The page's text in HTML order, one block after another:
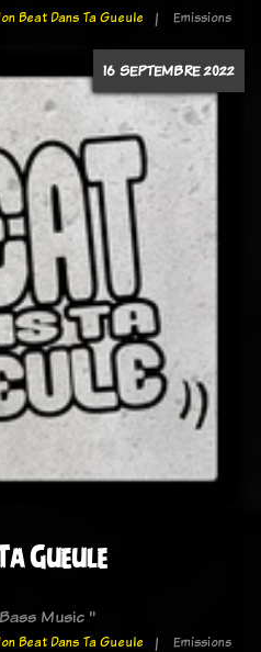
Beat Dans Ta Gueule Emissions
16 SEPTEMBRE 2022
Gueule
Music "
Beat Dans Ta Gueule Emissions